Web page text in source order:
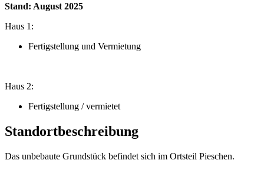
Stand: August 2025
Haus 1:
Fertigstellung und Vermietung
Haus 2:
Fertigstellung / vermietet
Standortbeschreibung
Das unbebaute Grundstück befindet sich im Ortsteil Pieschen.